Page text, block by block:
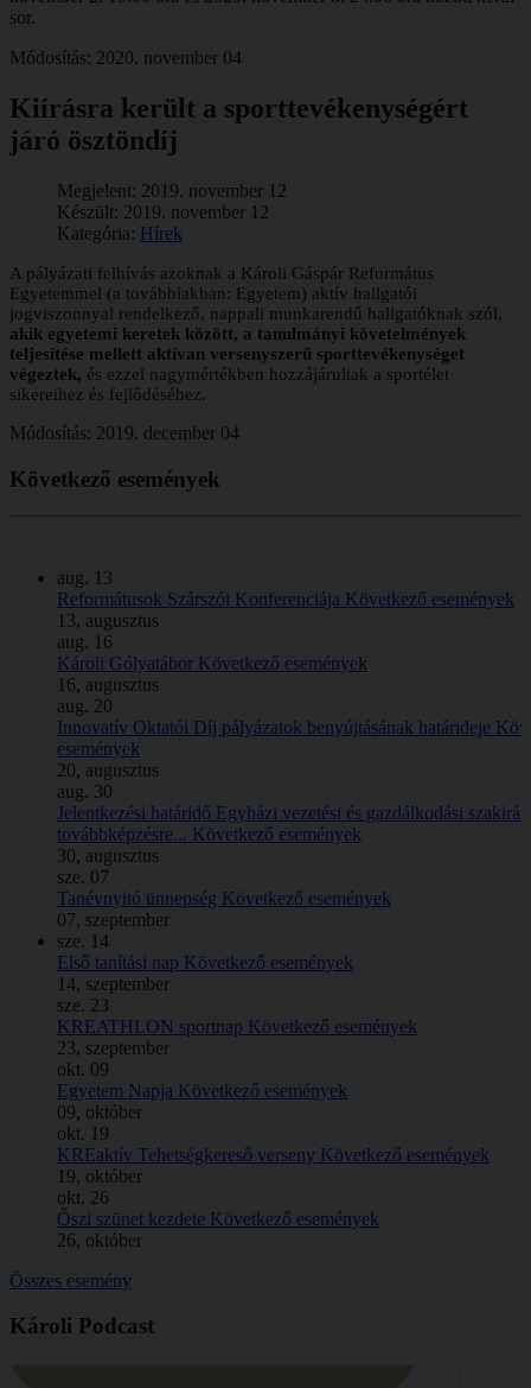
sor.
Módosítás: 2020. november 04
Kiírásra került a sporttevékenységért
járó ösztöndíj
Megjelent: 2019. november 12
Készült: 2019. november 12
Kategória: Hírek
A pályázati felhívás azoknak a Károli Gáspár Református
Egyetemmel (a továbbiakban: Egyetem) aktív hallgatói
jogviszonnyal rendelkező, nappali munkarendű hallgatóknak szól,
akik egyetemi keretek között, a tanulmányi követelmények
teljesítése mellett aktívan versenyszerű sporttevékenységet
végeztek, és ezzel nagymértékben hozzájárultak a sportélet
sikereihez és fejlődéséhez.
Módosítás: 2019. december 04
Következő események
aug. 13
Reformátusok Szárszói Konferenciája Következő események
13, augusztus
aug. 16
Károli Gólyatábor Következő események
16, augusztus
aug. 20
Innovatív Oktatói Díj pályázatok benyújtásának határideje
események
20, augusztus
aug. 30
Jelentkezési határidő Egyházi vezetési és gazdálkodási
továbbképzésre... Következő események
30, augusztus
sze. 07
Tanévnyitó ünnepség Következő események
07, szeptember
sze. 14
Első tanítási nap Következő események
14, szeptember
sze. 23
KREATHLON sportnap Következő események
23, szeptember
okt. 09
Egyetem Napja Következő események
09, október
okt. 19
KREaktív Tehetségkereső verseny Következő események
19, október
okt. 26
Őszi szünet kezdete Következő események
26, október
Összes esemény
Károli Podcast